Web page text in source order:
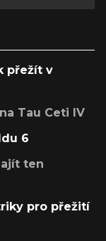
přežít v
Tau Ceti IV
6
ten
pro přežití